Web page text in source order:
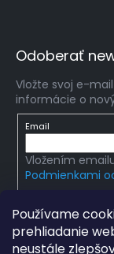
Používame
prehliadanie
neustále
Odoberať
Vložte svoj e-
informácie o
Email
Vložením
Podmienkami